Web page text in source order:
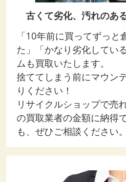
古くて劣化、汚れのあ
「10年前に買ってずっと
た」「かなり劣化してい
ムも買取いたします。
捨ててしまう前にマウン
りください！
リサイクルショップで売
の買取業者の金額に納得
も、ぜひご相談ください。